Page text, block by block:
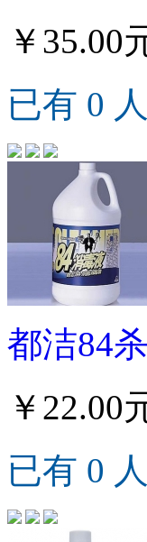
￥35.00
已有 0
都洁84
￥22.00
已有 0